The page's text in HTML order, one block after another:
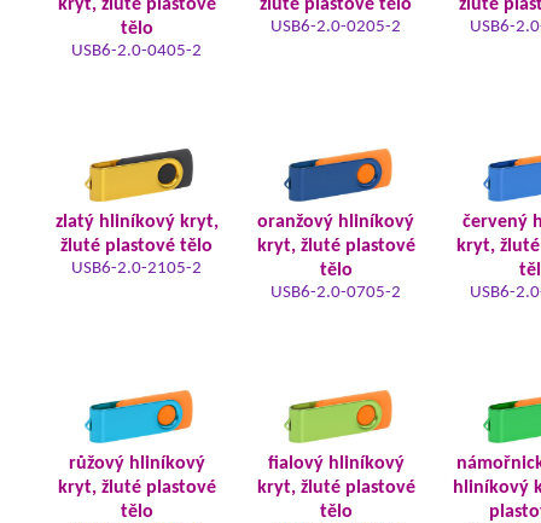
kryt, žluté plastové
tělo
USB6-2.0-0405-2
žluté plastové tělo
USB6-2.0-0205-2
žluté
USB6-
zlatý hliníkový kryt,
žluté plastové tělo
USB6-2.0-2105-2
oranžový hliníkový
kryt, žluté plastové
tělo
USB6-2.0-0705-2
červený
kryt,
USB6-
růžový hliníkový
kryt, žluté plastové
tělo
fialový hliníkový
kryt, žluté plastové
tělo
hliníkový